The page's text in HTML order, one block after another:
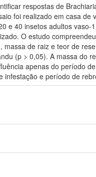
respostas de
foi realizado em casa
e 40 insetos adultos
O estudo
de raiz e teor de
(p > 0,05). A massa do
apenas do período
e período de